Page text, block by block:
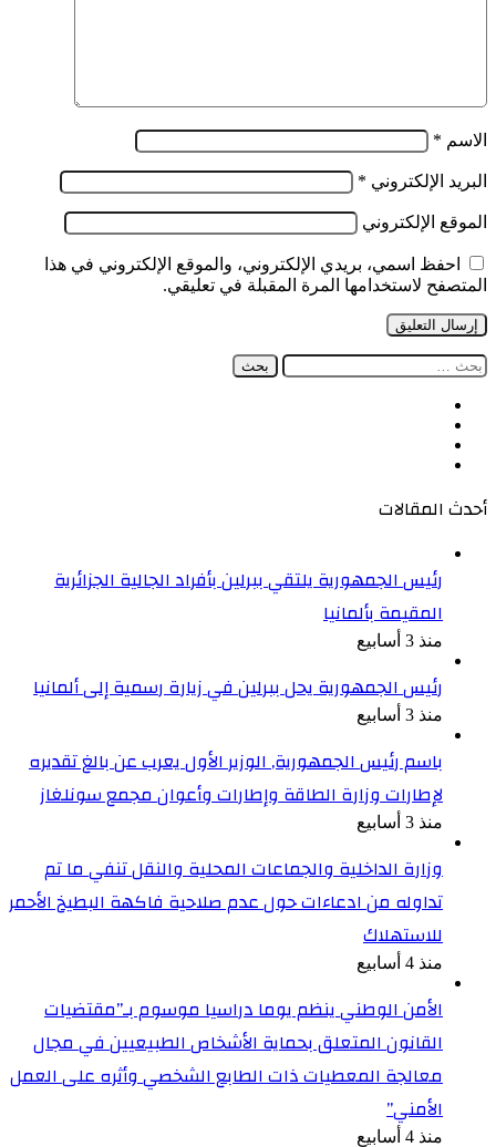
الاسم *
البريد الإلكتروني *
الموقع الإلكتروني
احفظ اسمي، بريدي الإلكتروني، والموقع الإلكتروني في هذا
المتصفح لاستخدامها المرة المقبلة في تعليقي.
البحث
أحدث المقالات
رئيس الجمهورية يلتقي ببرلين بأفراد الجالية الجزائرية
المقيمة بألمانيا
منذ 3 أسابيع
رئيس الجمهورية يحل ببرلين في زيارة رسمية إلى ألمانيا
منذ 3 أسابيع
باسم رئيس الجمهورية, الوزير الأول يعرب عن بالغ تقديره
لإطارات وزارة الطاقة وإطارات وأعوان مجمع سونلغاز
منذ 3 أسابيع
وزارة الداخلية والجماعات المحلية والنقل تنفي ما تم
تداوله من ادعاءات حول عدم صلاحية فاكهة البطيخ الأحمر
للاستهلاك
منذ 4 أسابيع
الأمن الوطني ينظم يوما دراسيا موسوم بـ”مقتضيات
القانون المتعلق بحماية الأشخاص الطبيعيين في مجال
معالجة المعطيات ذات الطابع الشخصي وأثره على العمل
الأمني”
منذ 4 أسابيع